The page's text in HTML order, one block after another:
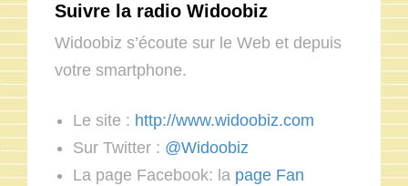
Suivre la radio Widoobiz
Widoobiz s’écoute sur le Web et depuis
votre smartphone.
Le site : http://www.widoobiz.com
Sur Twitter : @Widoobiz
La page Facebook: la page Fan